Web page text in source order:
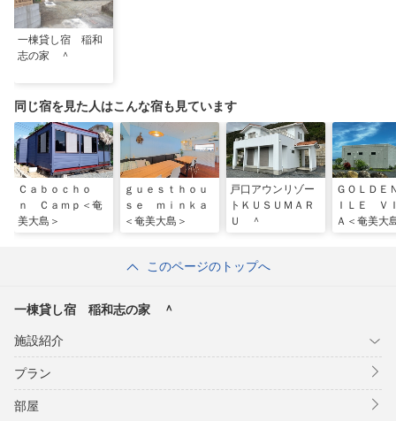
一棟貸し宿 稲和
志の家 ＾
同じ宿を見た人はこんな宿も見ています
Ｃａｂｏｃｈｏ
ｎ Ｃａｍｐ＜奄
美大島＞
ｇｕｅｓｔｈｏｕ
ｓｅ ｍｉｎｋａ
＜奄美大島＞
戸口アウンリゾー
トＫＵＳＵＭＡＲ
Ｕ ＾
ＧＯＬＤ
ＩＬＥ Ｖ
Ａ＜奄美大
このページのトップへ
一棟貸し宿 稲和志の家 ＾
施設紹介
プラン
部屋